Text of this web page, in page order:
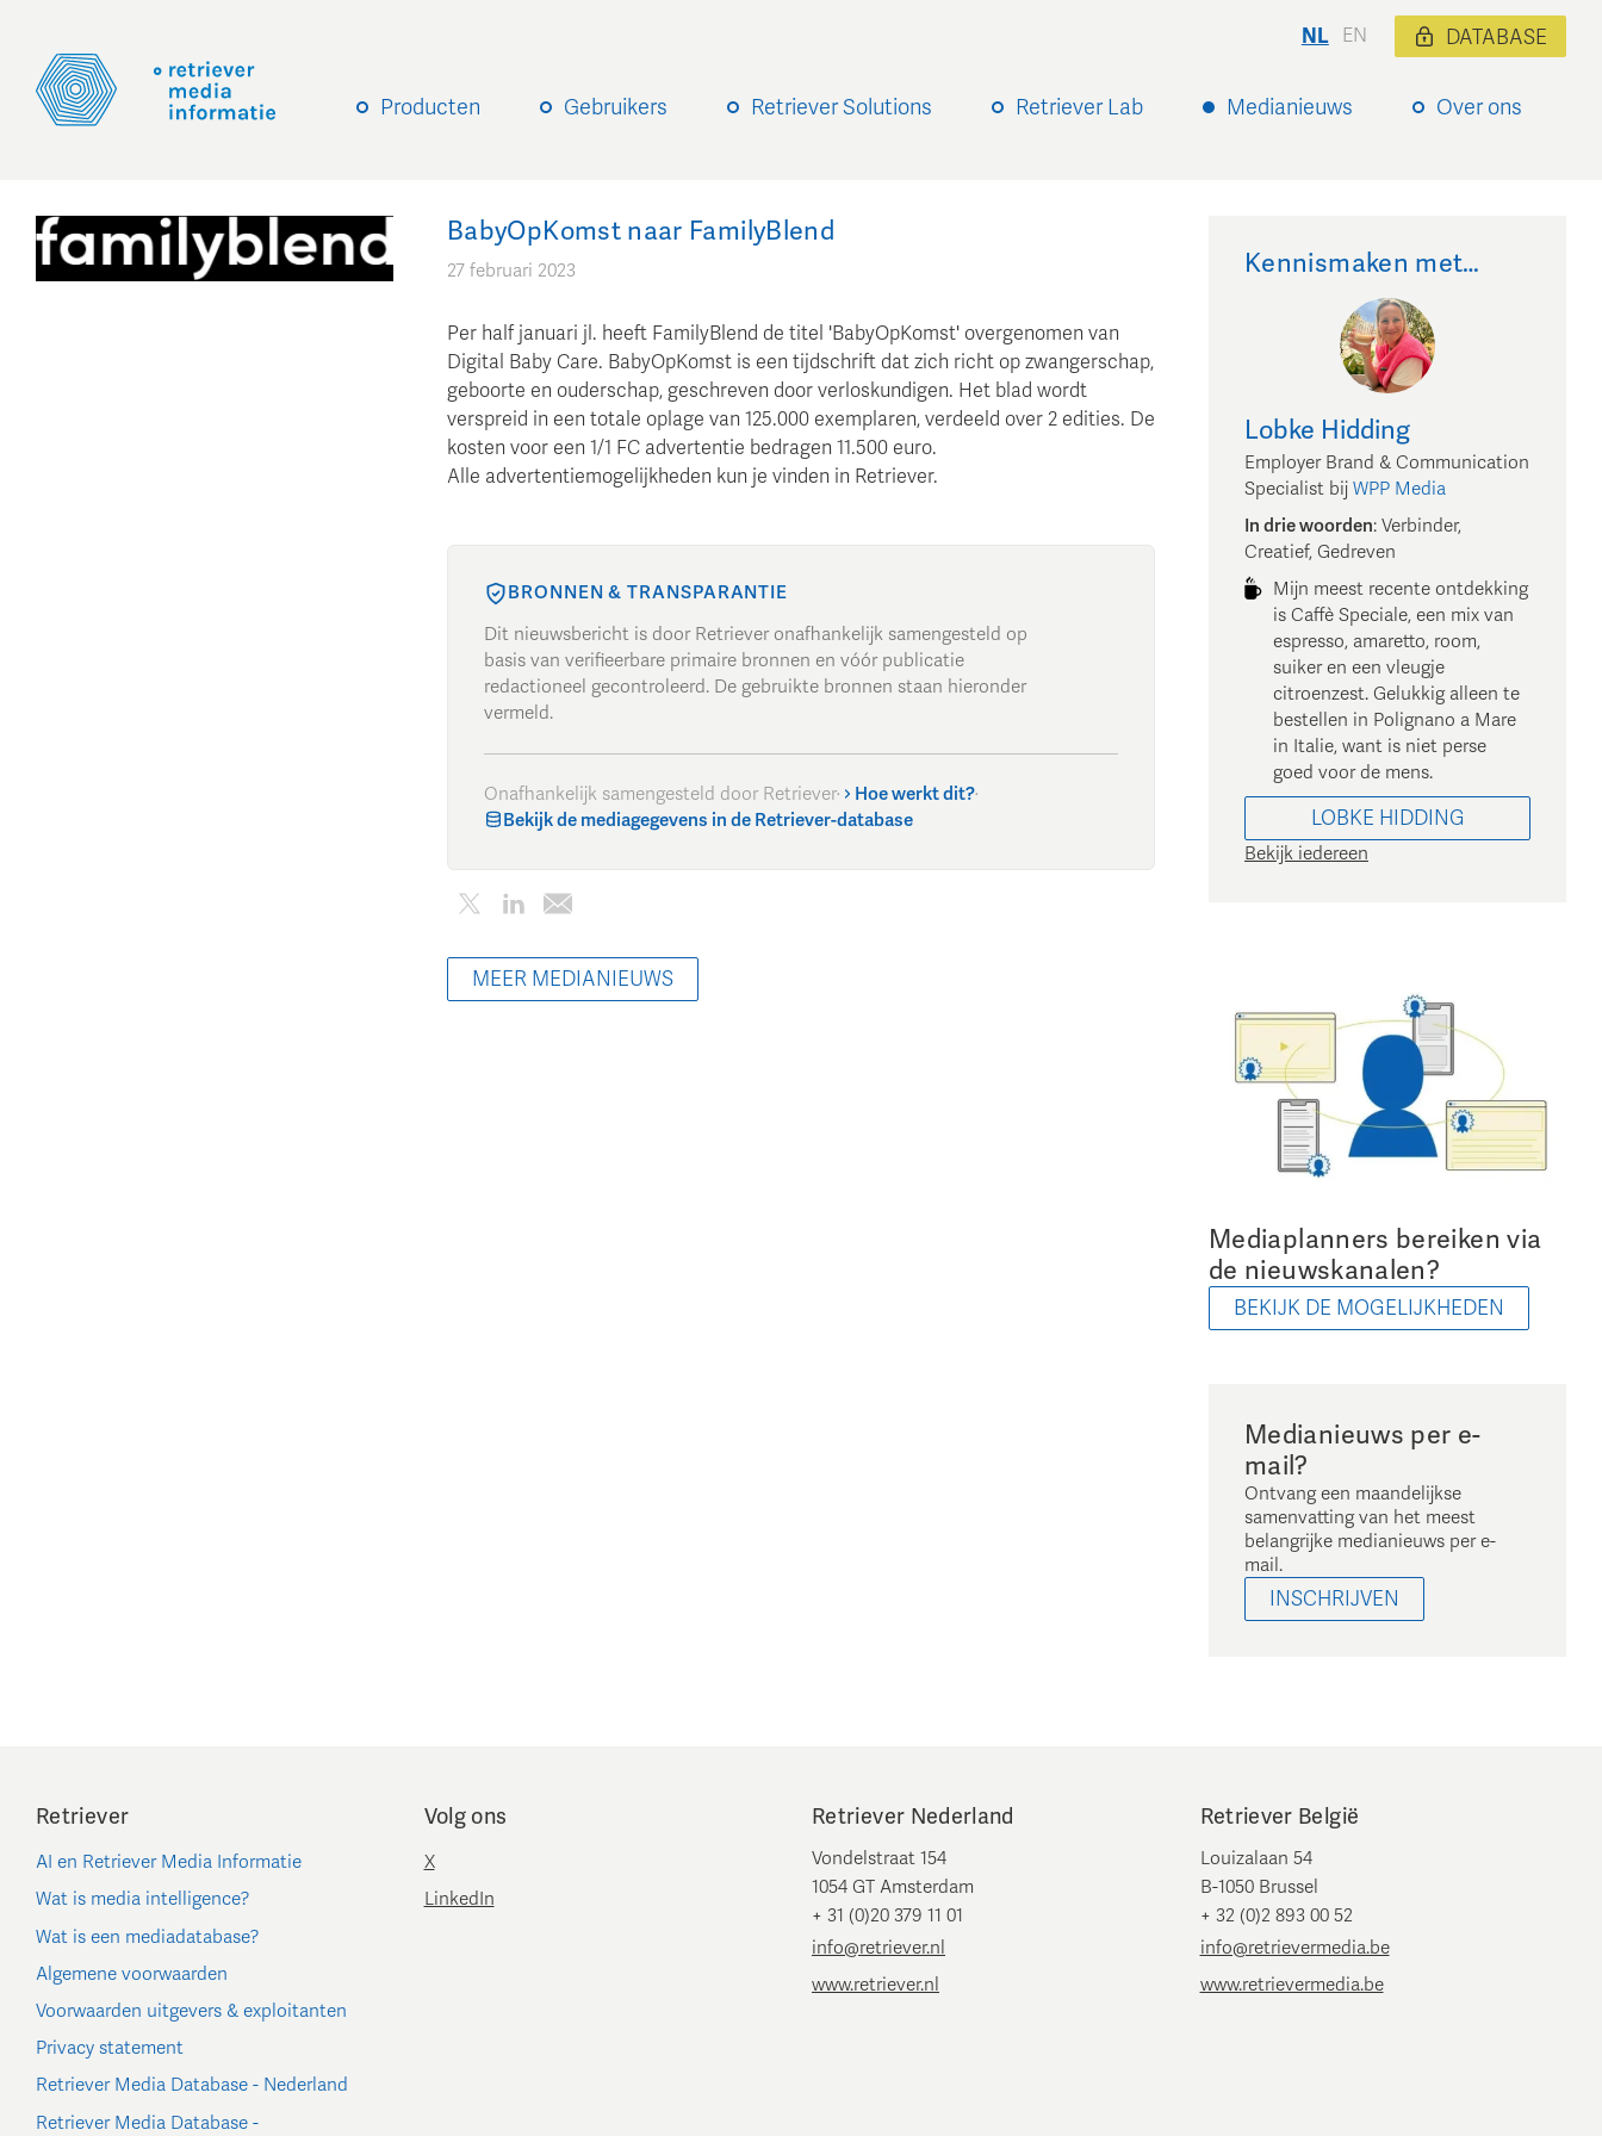
Producten Gebruikers Retriever Solutions Retriever Lab Medianieuws Over ons
NL EN DATABASE
BabyOpKomst naar FamilyBlend
27 februari 2023
Per half januari jl. heeft FamilyBlend de titel 'BabyOpKomst' overgenomen van
Digital Baby Care. BabyOpKomst is een tijdschrift dat zich richt op zwangerschap,
geboorte en ouderschap, geschreven door verloskundigen. Het blad wordt
verspreid in een totale oplage van 125.000 exemplaren, verdeeld over 2 edities. De
kosten voor een 1/1 FC advertentie bedragen 11.500 euro.
Alle advertentiemogelijkheden kun je vinden in Retriever.
BRONNEN & TRANSPARANTIE
Dit nieuwsbericht is door Retriever onafhankelijk samengesteld op
basis van verifieerbare primaire bronnen en vóór publicatie
redactioneel gecontroleerd. De gebruikte bronnen staan hieronder
vermeld.
Onafhankelijk samengesteld door Retriever· Hoe werkt dit?·
Bekijk de mediagegevens in de Retriever-database
MEER MEDIANIEUWS
Kennismaken met…
Lobke Hidding
Employer Brand & Communication
Specialist bij WPP Media
In drie woorden: Verbinder,
Creatief, Gedreven
Mijn meest recente ontdekking
is Caffè Speciale, een mix van
espresso, amaretto, room,
suiker en een vleugje
citroenzest. Gelukkig alleen te
bestellen in Polignano a Mare
in Italie, want is niet perse
goed voor de mens.
LOBKE HIDDING
Bekijk iedereen
Mediaplanners bereiken via
de nieuwskanalen?
BEKIJK DE MOGELIJKHEDEN
Medianieuws per e-
mail?
Ontvang een maandelijkse
samenvatting van het meest
belangrijke medianieuws per e-
mail.
INSCHRIJVEN
Retriever
AI en Retriever Media Informatie
Wat is media intelligence?
Wat is een mediadatabase?
Algemene voorwaarden
Voorwaarden uitgevers & exploitanten
Privacy statement
Retriever Media Database - Nederland
Retriever Media Database -
Volg ons
X
LinkedIn
Retriever Nederland
Vondelstraat 154
1054 GT Amsterdam
+ 31 (0)20 379 11 01
info@retriever.nl
www.retriever.nl
Retriever België
Louizalaan 54
B-1050 Brussel
+ 32 (0)2 893 00 52
info@retrievermedia.be
www.retrievermedia.be